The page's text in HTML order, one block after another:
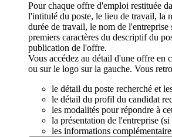
Pour chaque offre d'emploi restituée
l'intitulé du poste, le lieu de travail, la
durée de travail, le nom de l'entreprise
premiers caractères du descriptif du
publication de l'offre.
Vous accédez au détail d'une offre en
ou sur le logo sur la gauche. Vous
le détail du poste recherché et
le détail du profil du candidat
les modalités pour répondre à
la présentation de l'entreprise (si
les informations